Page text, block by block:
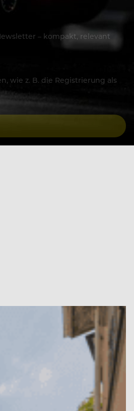
– kompakt, relevant
wie z. B. die Registrierung als